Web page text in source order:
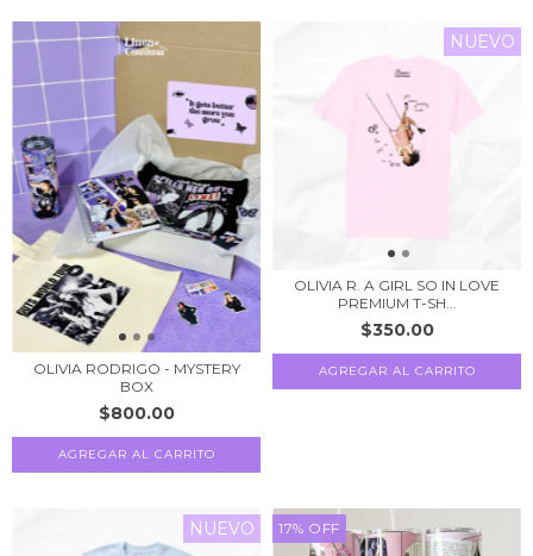
OLIVIA RODRIGO - MYSTERY
BOX
$800.00
AGREGAR AL CARRITO
NUEVO
OLIVIA R. A GIRL SO IN LOVE
PREMIUM T-SH...
$350.00
AGREGAR AL CARRITO
NUEVO 17% OFF